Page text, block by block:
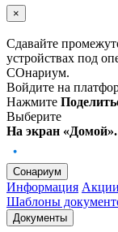
×
Сдавайте
устройствах под
СОнариум.
Войдите на
Нажмите
Выберите
На экран «Домой».
Сонариум
Информация Акции
Шаблоны
Документы